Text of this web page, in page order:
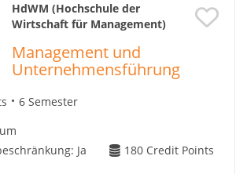
HdWM (Hochschule der
Wirtschaft für Management)
Management und
Unternehmensführung
6 Semester
Ja 180 Credit Points